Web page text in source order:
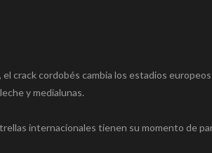
el crack cordobés cambia los estadios
y medialunas.
internacionales tienen su momento de